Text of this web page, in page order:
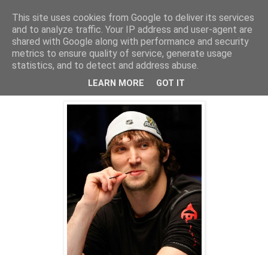
Vyhráža sa už aj Ovečkin
This site uses cookies from Google to deliver its services
and to analyze traffic. Your IP address and user-agent are
shared with Google along with performance and security
metrics to ensure quality of service, generate usage
statistics, and to detect and address abuse.
LEARN MORE GOT IT